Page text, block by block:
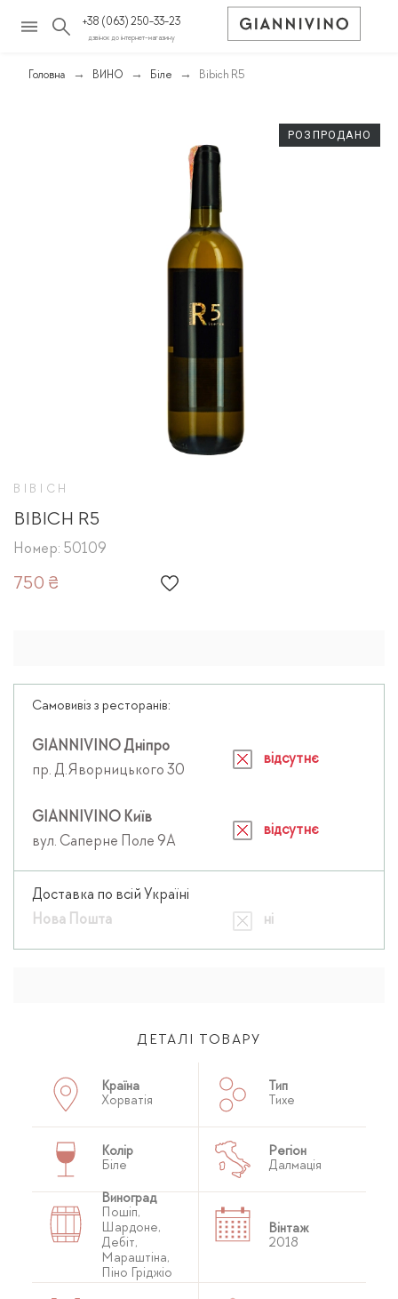
+38 (063) 250-33-23
дзвінок до інтернет-магазину
Головна ВИНО Біле Bibich R5
РОЗПРОДАНО
BIBICH
BIBICH R5
Номер: 50109
750 ₴
Самовивіз з ресторанів:
GIANNIVINO Дніпро
пр. Д.Яворницького 30
відсутнє
GIANNIVINO Київ
вул. Саперне Поле 9А
відсутнє
Доставка по всій Україні
Нова Пошта
ні
ДЕТАЛІ ТОВАРУ
Країна
Хорватія
Тип
Тихе
Колір
Біле
Регіон
Далмація
Виноград
Пошіп,
Шардоне,
Дебіт,
Мараштіна,
Піно Гріджіо
Вінтаж
2018